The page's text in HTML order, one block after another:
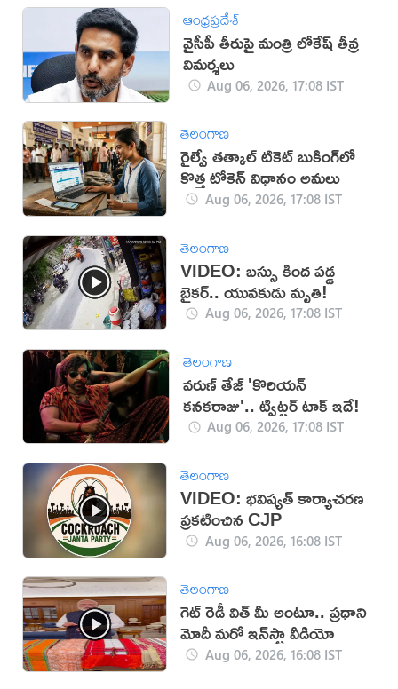
ఆంధ్రప్రదేశ్
వైసీపీ తీరుపై మంత్రి లోకేష్ తీవ్ర
విమర్శలు
Aug 06, 2026, 17:08 IST
తెలంగాణ
రైల్వే తత్కాల్ టికెట్ బుకింగ్‌లో
కొత్త టోకెన్ విధానం అమలు
Aug 06, 2026, 17:08 IST
తెలంగాణ
VIDEO: బస్సు కింద పడ్డ
బైకర్.. యువకుడు మృతి!
Aug 06, 2026, 17:08 IST
తెలంగాణ
వరుణ్ తేజ్ 'కొరియన్
కనకరాజు'.. ట్విట్టర్ టాక్ ఇదే!
Aug 06, 2026, 17:08 IST
తెలంగాణ
VIDEO: భవిష్యత్ కార్యాచరణ
ప్రకటించిన CJP
Aug 06, 2026, 16:08 IST
తెలంగాణ
గెట్ రెడీ విత్ మీ అంటూ.. ప్రధాని
మోదీ మరో ఇన్‌స్టా వీడియో
Aug 06, 2026, 16:08 IST